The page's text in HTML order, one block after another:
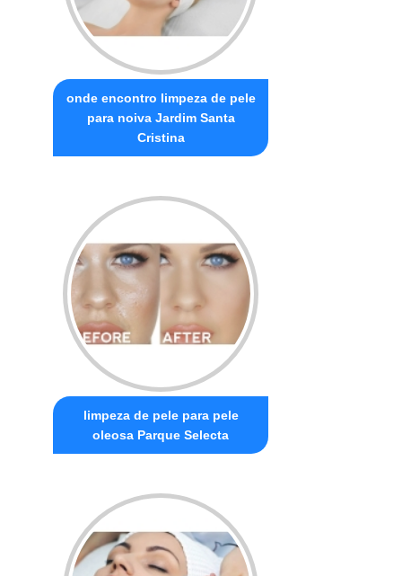
onde encontro limpeza de pele
para noiva Jardim Santa
Cristina
limpeza de pele para pele
oleosa Parque Selecta